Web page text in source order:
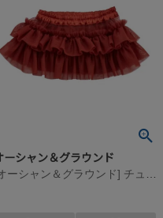
ーシャン＆グラウンド